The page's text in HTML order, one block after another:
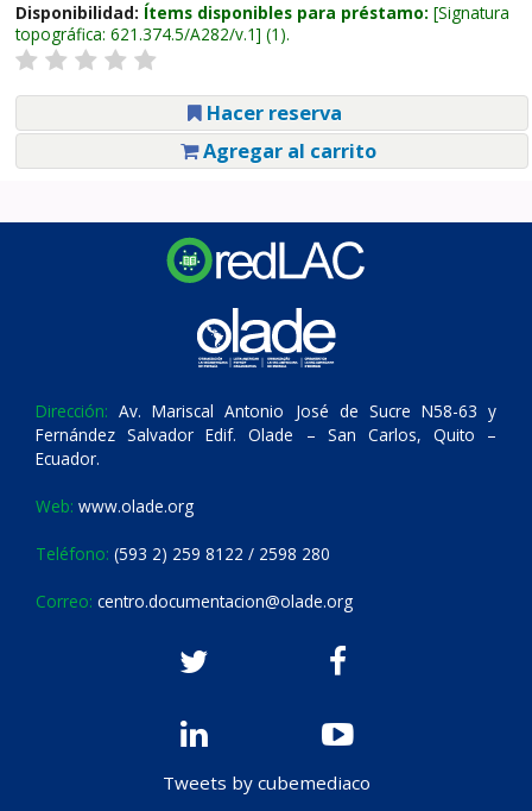
Disponibilidad: Ítems disponibles para préstamo: Signatura
topográfica: 621.374.5/A282/v.1 (1).
Hacer reserva
Agregar al carrito
Dirección: Av. Mariscal Antonio José de Sucre N58-63 y
Fernández Salvador Edif. Olade – San Carlos, Quito –
Ecuador.
Web: www.olade.org
Teléfono: (593 2) 259 8122 / 2598 280
Correo: centro.documentacion@olade.org
Tweets by cubemediaco